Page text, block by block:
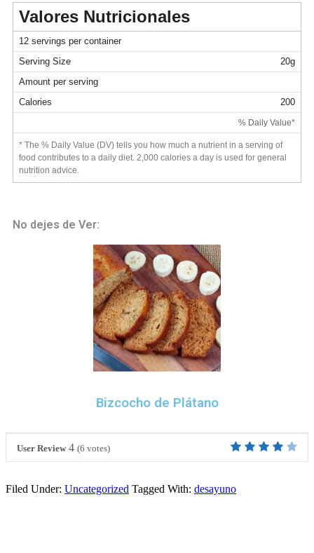
Valores Nutricionales
12 servings per container
Serving Size
20g
Amount per serving
Calories
200
% Daily Value*
* The % Daily Value (DV) tells you how much a nutrient in a serving of
food contributes to a daily diet. 2,000 calories a day is used for general
nutrition advice.
No dejes de Ver:
Bizcocho de Plátano
User Review 4 (6 votes)
Filed Under: Uncategorized Tagged With: desayuno